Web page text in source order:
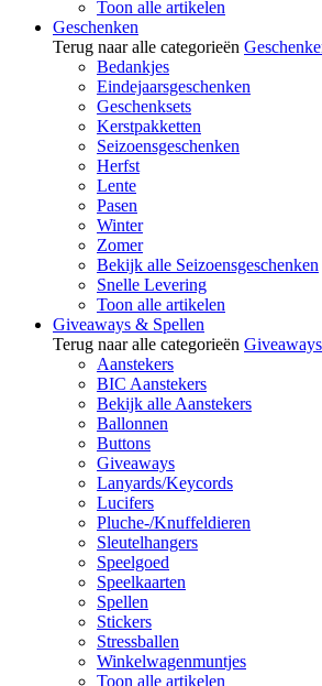
Toon alle artikelen
Geschenken
Terug naar alle categorieën
Bedankjes
Eindejaarsgeschenken
Geschenksets
Kerstpakketten
Seizoensgeschenken
Herfst
Lente
Pasen
Winter
Zomer
Bekijk alle Seizoensgeschenken
Snelle Levering
Toon alle artikelen
Giveaways & Spellen
Terug naar alle categorieën
Aanstekers
BIC Aanstekers
Bekijk alle Aanstekers
Ballonnen
Buttons
Giveaways
Lanyards/Keycords
Lucifers
Pluche-/Knuffeldieren
Sleutelhangers
Speelgoed
Speelkaarten
Spellen
Stickers
Stressballen
Winkelwagenmuntjes
Toon alle artikelen